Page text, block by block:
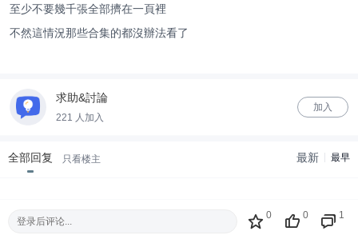
至少不要幾千張全部擠在一頁裡
不然這情況那些合集的都沒辦法看了
求助&討論
221 人加入
加入
全部回复 只看楼主 最新 最早
登录后评论...
0 0 1